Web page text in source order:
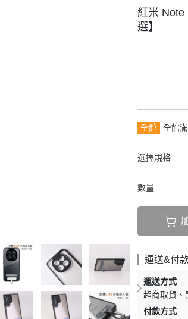
Android 保護
紅米 Note
選】
全館 全館
選擇規格
數量
運送&付
運送方式
超商取貨
付款方式